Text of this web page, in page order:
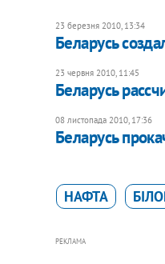
23 березня 2010, 13:34
Беларусь
23 червня 2010, 11:45
Беларусь
08 листопада 2010, 17:36
Беларусь
НАФТА
РЕКЛАМА